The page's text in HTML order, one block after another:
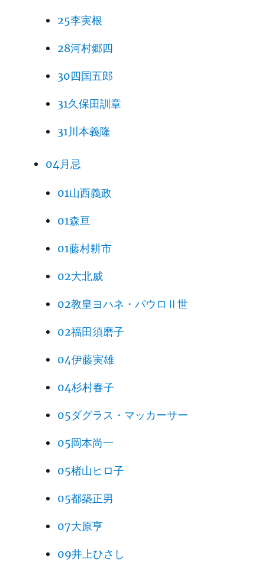
25李実根
28河村郷四
30四国五郎
31久保田訓章
31川本義隆
04月忌
01山西義政
01森亘
01藤村耕市
02大北威
02教皇ヨハネ・パウロⅡ世
02福田須磨子
04伊藤実雄
04杉村春子
05ダグラス・マッカーサー
05岡本尚一
05楮山ヒロ子
05都築正男
07大原亨
09井上ひさし